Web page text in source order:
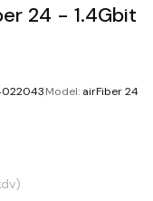
24 - 1.4Gbit
Model: airFiber 24